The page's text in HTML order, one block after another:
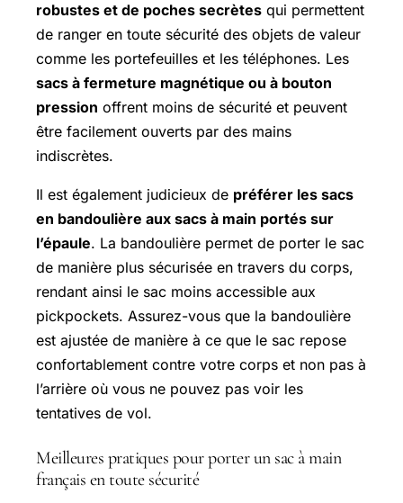
robustes et de poches secrètes qui permettent
de ranger en toute sécurité des objets de valeur
comme les portefeuilles et les téléphones. Les
sacs à fermeture magnétique ou à bouton
pression offrent moins de sécurité et peuvent
être facilement ouverts par des mains
indiscrètes.
Il est également judicieux de préférer les sacs
en bandoulière aux sacs à main portés sur
l’épaule. La bandoulière permet de porter le sac
de manière plus sécurisée en travers du corps,
rendant ainsi le sac moins accessible aux
pickpockets. Assurez-vous que la bandoulière
est ajustée de manière à ce que le sac repose
confortablement contre votre corps et non pas à
l’arrière où vous ne pouvez pas voir les
tentatives de vol.
Meilleures pratiques pour porter un sac à main
français en toute sécurité